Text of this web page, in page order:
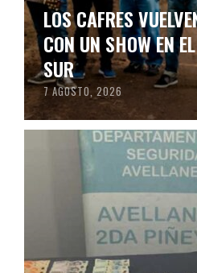
LOS CAFRES
CON UN SHOW EN
SUR
7 AGOSTO, 2026